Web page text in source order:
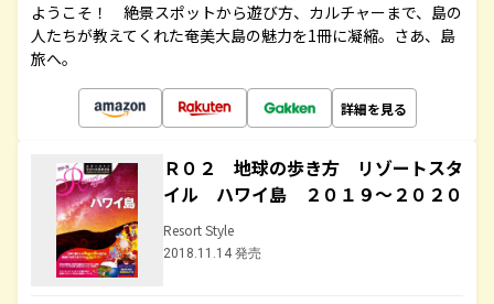
ようこそ！ 絶景スポットから遊び方、カルチャーまで、島の
人たちが教えてくれた奄美大島の魅力を1冊に凝縮。さあ、島
旅へ。
詳細を見る
Ｒ０２ 地球の歩き方 リゾートスタ
イル ハワイ島 ２０１９～２０２０
Resort Style
2018.11.14 発売